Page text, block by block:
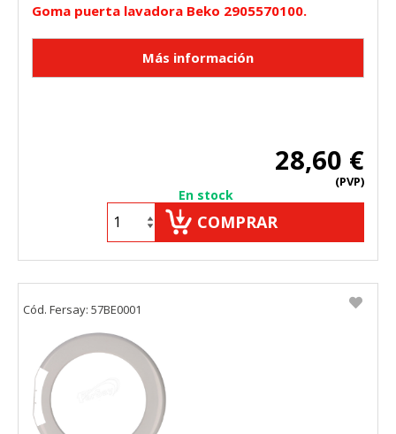
Goma puerta lavadora Beko 2905570100.
28,60 €
(PVP)
En stock
COMPRAR
Cód. Fersay: 57BE0001